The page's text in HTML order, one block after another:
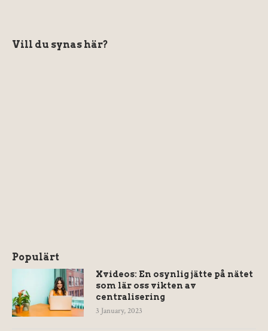
Vill du synas här?
Populärt
Xvideos: En osynlig jätte på nätet
som lär oss vikten av
centralisering
3 January, 2023